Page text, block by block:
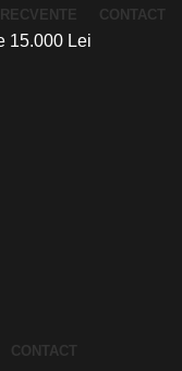
CONTACT
15.000 Lei
CONTACT